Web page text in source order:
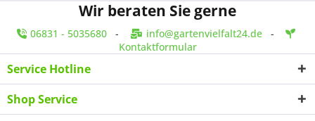
Wir beraten Sie gerne
06831 - 5035680- info@gartenvielfalt24.de-
Kontaktformular
Service Hotline
Shop Service